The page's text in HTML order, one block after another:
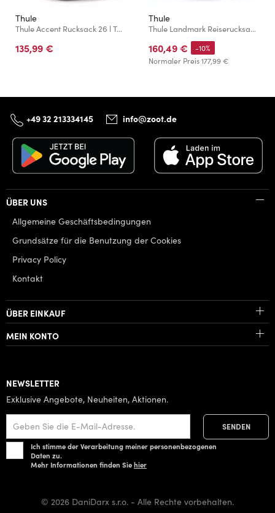
Thule
Thule Accent Rucksack 26 l TACBP2316 - schwarz
135,99 €
Thule
Thule Landmark Reiserucksack 40 l TLPM240 - Darkest Blue
160,49 €
Normaler Preis177,99 €
-10%
+49 32 213334145 info@zoot.de
ÜBER UNS
Allgemeine Geschäftsbedingungen
Grundsätze für die Benutzung der Cookies
Privacy Policy
Kontakt
ÜBER EINKAUF
MEIN KONTO
NEWSLETTER
Exklusive Angebote, Neuheiten, Aktionen.
Ich stimme der Verarbeitung meiner personenbezogenen
Daten zu.
Mehr Informationen finden Siehier
© 2026 DaniDarx s.r.o. - Alle Rechte vorbehalten.